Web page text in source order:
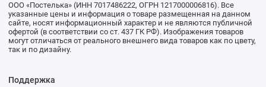
ООО «Постелька» (ИНН 7017486222, ОГРН 1217000006816). Все
указанные цены и информация о товаре размещенная на данном
сайте, носят информационный характер и не являются публичной
офертой (в соответствии со ст. 437 ГК РФ). Изображения товаров
могут отличаться от реального внешнего вида товаров как по цвету,
так и по дизайну.
Поддержка